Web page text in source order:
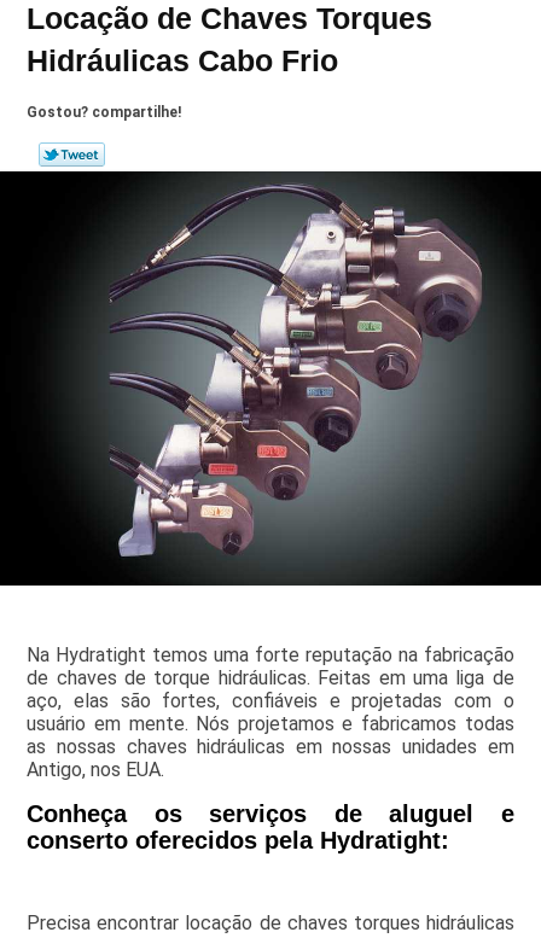
Locação de Chaves Torques
Hidráulicas Cabo Frio
Gostou? compartilhe!
Na Hydratight temos uma forte reputação na fabricação
de chaves de torque hidráulicas. Feitas em uma liga de
aço, elas são fortes, confiáveis e projetadas com o
usuário em mente. Nós projetamos e fabricamos todas
as nossas chaves hidráulicas em nossas unidades em
Antigo, nos EUA.
Conheça os serviços de aluguel e
conserto oferecidos pela Hydratight:
Precisa encontrar locação de chaves torques hidráulicas